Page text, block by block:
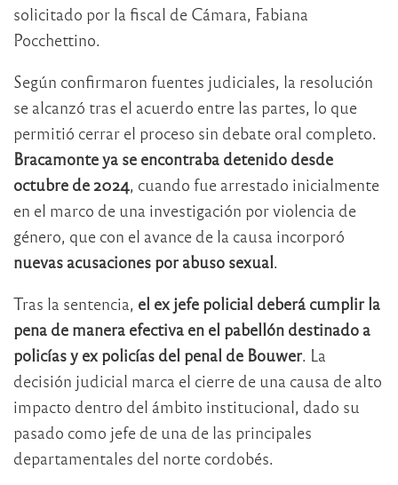
solicitado por la fiscal de Cámara, Fabiana
Pocchettino.
Según confirmaron fuentes judiciales, la resolución
se alcanzó tras el acuerdo entre las partes, lo que
permitió cerrar el proceso sin debate oral completo.
Bracamonte ya se encontraba detenido desde
octubre de 2024, cuando fue arrestado inicialmente
en el marco de una investigación por violencia de
género, que con el avance de la causa incorporó
nuevas acusaciones por abuso sexual.
Tras la sentencia, el ex jefe policial deberá cumplir la
pena de manera efectiva en el pabellón destinado a
policías y ex policías del penal de Bouwer. La
decisión judicial marca el cierre de una causa de alto
impacto dentro del ámbito institucional, dado su
pasado como jefe de una de las principales
departamentales del norte cordobés.